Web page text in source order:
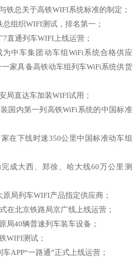
铁总关于高铁WIFI系统标准的制定；
组织WIFI测试，排名第一；
直通列车WIFI上线运营；
为中车集团动车组WiFi系统合格供应
家具备高铁动车组列车WiFi系统供货
局直达车加装WIFI试用；
国内第一列高铁WiFi系统的中国标准
在下线时速350公里中国标准动车组
成大西、郑徐、哈大线60万公里测
局列车WIFI产品指定供应商；
在北京铁路局京广线上线运营；
局40辆普速列车装车设备；
WIFI测试；
APP“一路通”正式上线运营；